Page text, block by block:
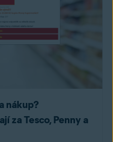
nákup?
za Tesco, Penny a